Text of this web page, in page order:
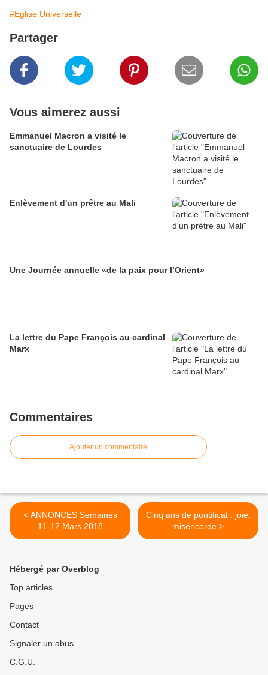
#Eglise Universelle
Partager
Vous aimerez aussi
Emmanuel Macron a visité le
sanctuaire de Lourdes
Enlèvement d'un prêtre au Mali
Une Journée annuelle «de la paix pour l’Orient»
La lettre du Pape François au cardinal
Marx
Commentaires
Ajouter un commentaire
< ANNONCES Semaines
11-12 Mars 2018
Cinq ans de pontificat : joie,
miséricorde >
Hébergé par Overblog
Top articles
Pages
Contact
Signaler un abus
C.G.U.